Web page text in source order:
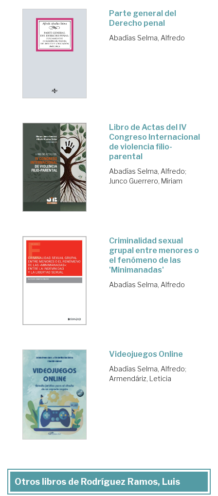
Parte general del
Derecho penal
Abadías Selma, Alfredo
Libro de Actas del IV
Congreso Internacional
de violencia filio-
parental
Abadías Selma, Alfredo;
Junco Guerrero, Miriam
Criminalidad sexual
grupal entre menores o
el fenómeno de las
'Minimanadas'
Abadías Selma, Alfredo
Videojuegos Online
Abadías Selma, Alfredo;
Armendáriz, Leticia
Otros libros de Rodríguez Ramos, Luis